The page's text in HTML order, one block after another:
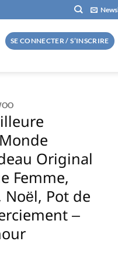
SE CONNECTER / S’INSCRIRE
Original
Femme,
Pot de
–